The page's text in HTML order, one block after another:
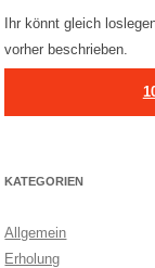
Ihr könnt gleich
vorher beschrieben.
KATEGORIEN
Allgemein
Erholung